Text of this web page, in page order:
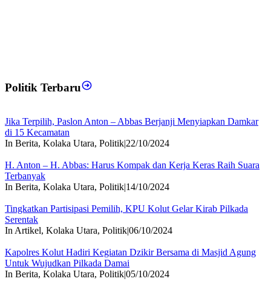
Politik Terbaru
Jika Terpilih, Paslon Anton – Abbas Berjanji Menyiapkan Damkar
di 15 Kecamatan
In Berita, Kolaka Utara, Politik|22/10/2024
H. Anton – H. Abbas: Harus Kompak dan Kerja Keras Raih Suara
Terbanyak
In Berita, Kolaka Utara, Politik|14/10/2024
Tingkatkan Partisipasi Pemilih, KPU Kolut Gelar Kirab Pilkada
Serentak
In Artikel, Kolaka Utara, Politik|06/10/2024
Kapolres Kolut Hadiri Kegiatan Dzikir Bersama di Masjid Agung
Untuk Wujudkan Pilkada Damai
In Berita, Kolaka Utara, Politik|05/10/2024